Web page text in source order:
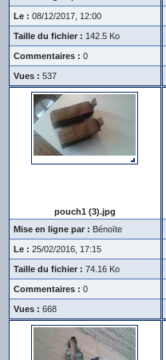
Le : 08/12/2017, 12:00
Taille du fichier : 142.5 Ko
Commentaires : 0
Vues : 537
pouch1 (3).jpg
Mise en ligne par : Bénoïte
Le : 25/02/2016, 17:15
Taille du fichier : 74.16 Ko
Commentaires : 0
Vues : 668